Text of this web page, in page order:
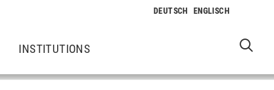
INSTITUTIONS